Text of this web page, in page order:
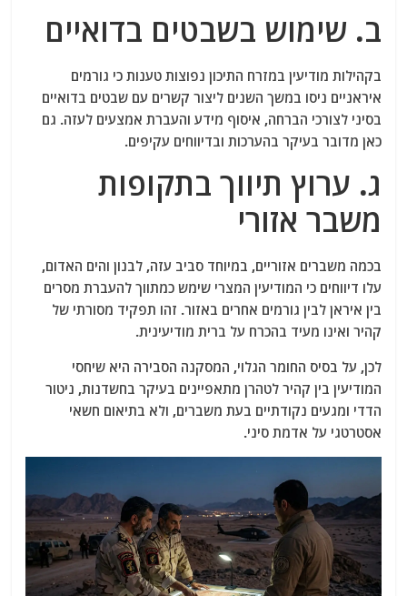
ב. שימוש בשבטים בדואיים
בקהילות מודיעין במזרח התיכון נפוצות טענות כי גורמים
איראניים ניסו במשך השנים ליצור קשרים עם שבטים בדואיים
בסיני לצורכי הברחה, איסוף מידע והעברת אמצעים לעזה. גם
כאן מדובר בעיקר בהערכות ובדיווחים עקיפים.
ג. ערוץ תיווך בתקופות
משבר אזורי
בכמה משברים אזוריים, במיוחד סביב עזה, לבנון והים האדום,
עלו דיווחים כי המודיעין המצרי שימש כמתווך להעברת מסרים
בין איראן לבין גורמים אחרים באזור. זהו תפקיד מסורתי של
קהיר ואינו מעיד בהכרח על ברית מודיעינית.
לכן, על בסיס החומר הגלוי, המסקנה הסבירה היא שיחסי
המודיעין בין קהיר לטהרן מתאפיינים בעיקר בחשדנות, ניטור
הדדי ומגעים נקודתיים בעת משברים, ולא בתיאום חשאי
אסטרטגי על אדמת סיני.